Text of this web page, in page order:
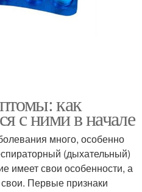
как
с ними в начале
много, особенно
(дыхательный)
имеет свои особенности, а
Первые признаки